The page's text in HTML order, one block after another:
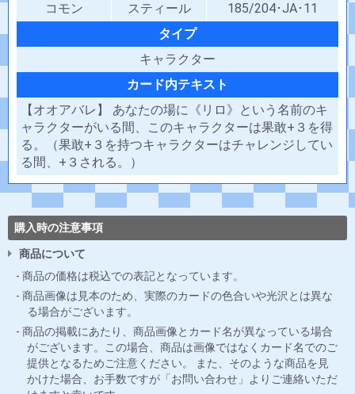
コモン
スティール
185/204･JA･11
タイプ
キャラクター
カード内テキスト
【オオアバレ】 あなたの場に《リロ》という名前のキ
ャラクターがいる間、このキャラクターは果敢+３を得
る。（果敢+３を持つキャラクターはチャレンジしてい
る間、+３される。）
購入時の注意事項
商品について
商品の価格は税込での表記となっています。
商品画像は見本のため、実際のカードの色合いや光沢とは異な
る場合がございます。
商品の掲載にあたり、商品画像とカード名が異なっている場合
がございます。この場合、商品は画像ではなくカード名でのご
提供となるためご注意ください。 また、そのような商品を見
かけた場合、お手数ですが「お問い合わせ」よりご連絡いただ